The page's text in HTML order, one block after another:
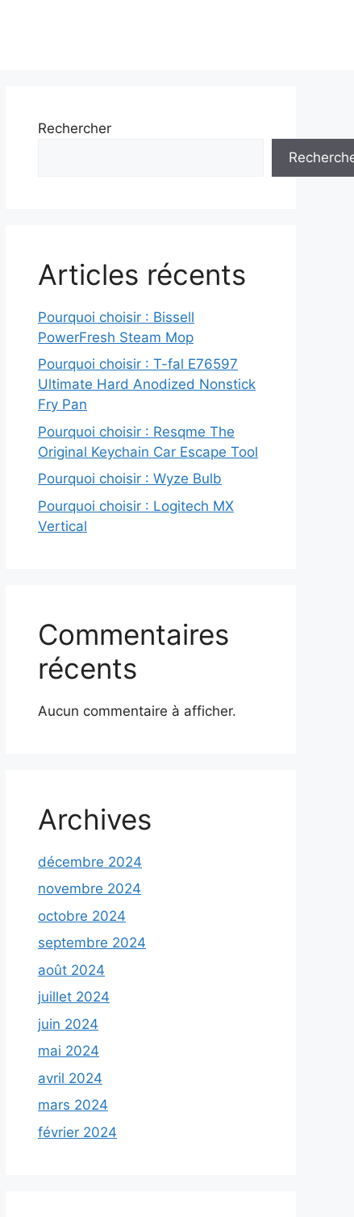
Rechercher
Articles récents
Pourquoi choisir : Bissell
PowerFresh Steam Mop
Pourquoi choisir : T-fal E76597
Ultimate Hard Anodized Nonstick
Fry Pan
Pourquoi choisir : Resqme The
Original Keychain Car Escape Tool
Pourquoi choisir : Wyze Bulb
Pourquoi choisir : Logitech MX
Vertical
Commentaires
récents
Aucun commentaire à afficher.
Archives
décembre 2024
novembre 2024
octobre 2024
septembre 2024
août 2024
juillet 2024
juin 2024
mai 2024
avril 2024
mars 2024
février 2024